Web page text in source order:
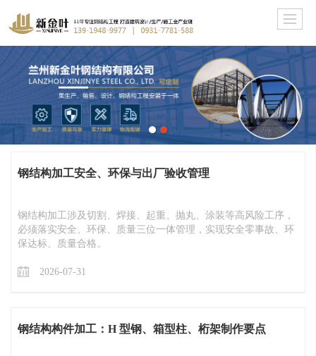
钢结构加工安全、环保与出厂验收管理
钢结构加工涉及切割、焊接、起重、抛丸、涂装等高风险工序，
必须落实安全、环保、质量三位一体管理，实现安全零事故、环
保达标、质量合格。
2026-07-31
钢结构构件加工：H 型钢、箱型柱、桁架制作要点